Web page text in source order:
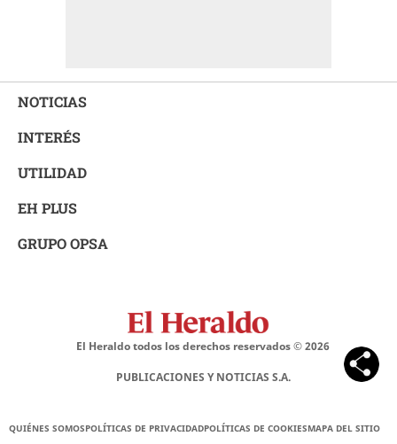
NOTICIAS
INTERÉS
UTILIDAD
EH PLUS
GRUPO OPSA
El Heraldo todos los derechos reservados ©2026
PUBLICACIONES Y NOTICIAS S.A.
QUIÉNES SOMOSPOLÍTICAS DE PRIVACIDADPOLÍTICAS DE COOKIESMAPA DEL SITIO